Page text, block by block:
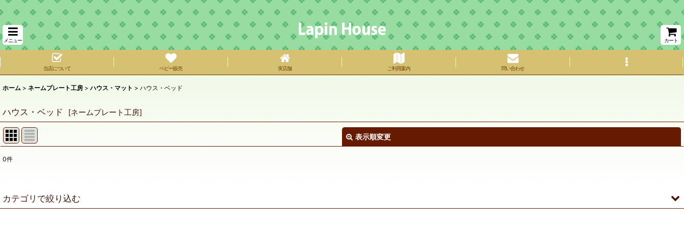
メニュー カート
当店について ベビー販売 実店舗 ご利用案内 問い合わせ
ホーム > ネームプレート工房 > ハウス・マット > ハウス・ベッド
ハウス・ベッド [ネームプレート工房]
表示順変更
0件
カテゴリで絞り込む